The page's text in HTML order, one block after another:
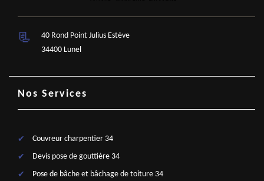
40 Rond Point Julius Estève
34400 Lunel
Nos Services
Couvreur charpentier 34
Devis pose de gouttière 34
Pose de bâche et bâchage de toiture 34